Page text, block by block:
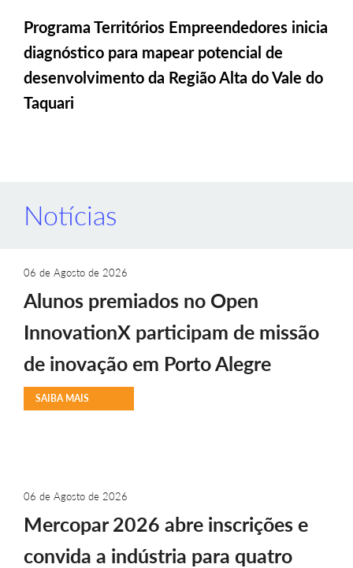
Programa Territórios Empreendedores inicia
diagnóstico para mapear potencial de
desenvolvimento da Região Alta do Vale do
Taquari
Notícias
06 de Agosto de 2026
Alunos premiados no Open
InnovationX participam de missão
de inovação em Porto Alegre
SAIBA MAIS
06 de Agosto de 2026
Mercopar 2026 abre inscrições e
convida a indústria para quatro